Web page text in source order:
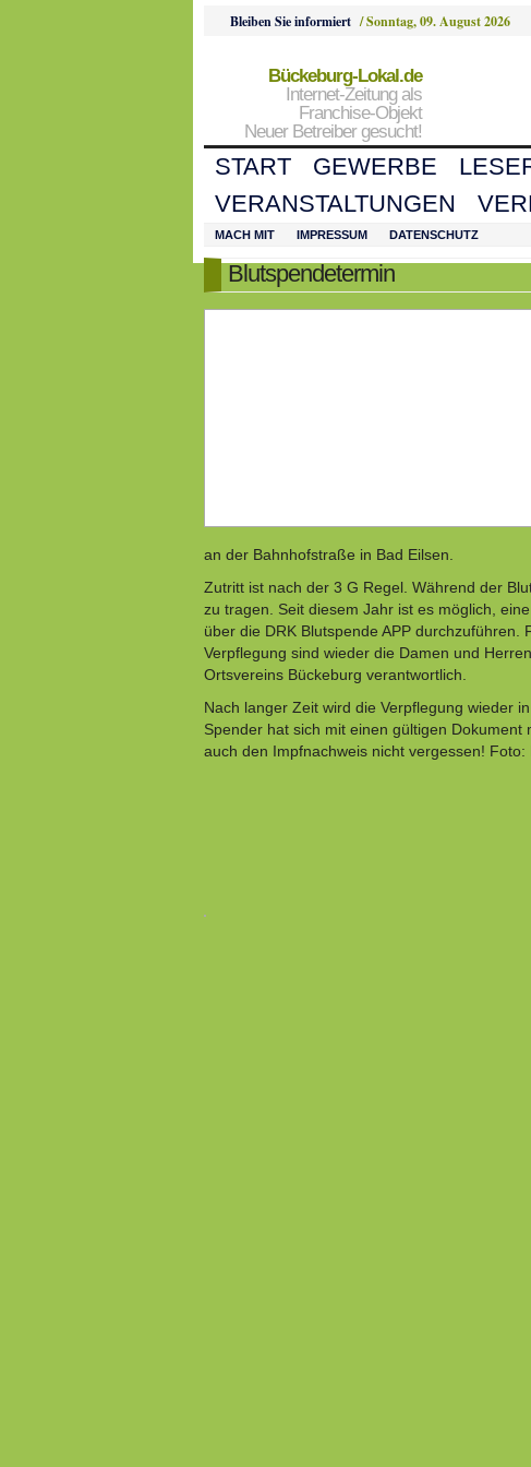
Bleiben Sie informiert /Sonntag, 09. August 2026
Bückeburg-Lokal.de
Internet-Zeitung als
Franchise-Objekt
Neuer Betreiber gesucht!
START GEWERBE
VERANSTALTUNGEN
MACH MIT IMPRESSUM DATENSCHUTZ
Blutspendetermin
an der Bahnhofstraße in Bad Eilsen.
Zutritt ist nach der 3 G Regel. Während der
zu tragen. Seit diesem Jahr ist es möglich,
über die DRK Blutspende APP durchzuführen.
Verpflegung sind wieder die Damen und
Ortsvereins Bückeburg verantwortlich.
Nach langer Zeit wird die Verpflegung wieder
Spender hat sich mit einen gültigen Dokument
auch den Impfnachweis nicht vergessen! Foto: